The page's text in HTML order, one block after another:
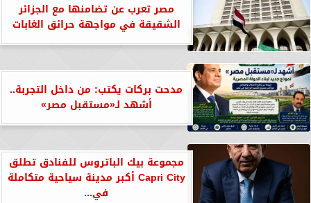
مصر تعرب عن تضامنها مع الجزائر
الشقيقة في مواجهة حرائق الغابات
مدحت بركات يكتب: من داخل التجربة..
أشهد لـ«مستقبل مصر»
مجموعة بيك الباتروس للفنادق تطلق
Capri City أكبر مدينة سياحية متكاملة
في...